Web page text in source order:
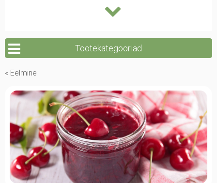
Tootekategooriad
« Eelmine